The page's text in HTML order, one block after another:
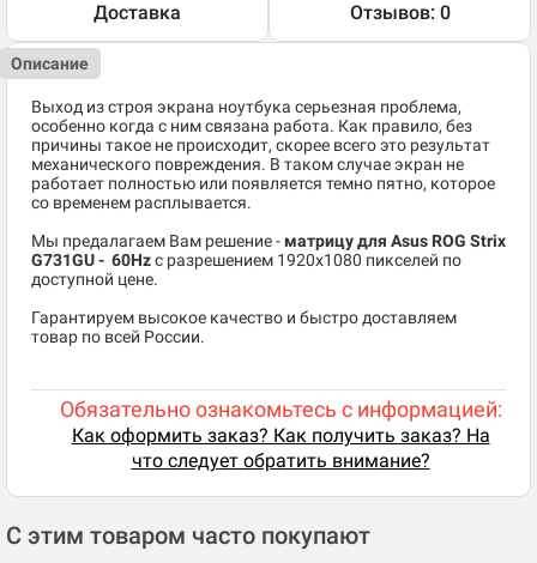
Доставка Отзывов: 0
Описание
Выход из строя экрана ноутбука серьезная проблема,
особенно когда с ним связана работа. Как правило, без
причины такое не происходит, скорее всего это результат
механического повреждения. В таком случае экран не
работает полностью или появляется темно пятно, которое
со временем расплывается.
Мы предалагаем Вам решение - матрицу для Asus ROG Strix
G731GU - 60Hzc разрешением 1920x1080 пикселей по
доступной цене.
Гарантируем высокое качество и быстро доставляем
товар по всей России.
Обязательно ознакомьтесь с информацией:
Как оформить заказ? Как получить заказ? На
что следует обратить внимание?
С этим товаром часто покупают